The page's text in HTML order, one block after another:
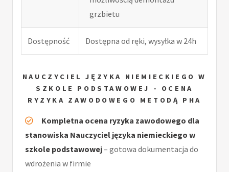
grzbietu
Dostępność Dostępna od ręki, wysyłka w 24h
NAUCZYCIEL JĘZYKA NIEMIECKIEGO W
SZKOLE PODSTAWOWEJ - OCENA
RYZYKA ZAWODOWEGO METODĄ PHA
Kompletna ocena ryzyka zawodowego dla
stanowiska Nauczyciel języka niemieckiego w
szkole podstawowej– gotowa dokumentacja do
wdrożenia w firmie